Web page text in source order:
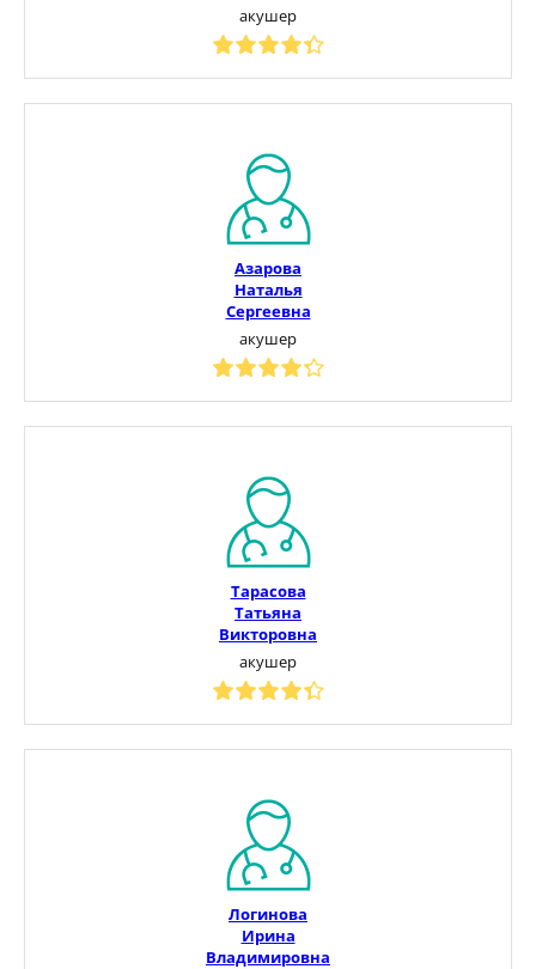
акушер
Азарова
Наталья
Сергеевна
акушер
Тарасова
Татьяна
Викторовна
акушер
Логинова
Ирина
Владимировна